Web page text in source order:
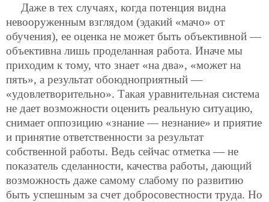
Даже в тех случаях, когда потенция видна
невооруженным взглядом (эдакий «мачо» от
обучения), ее оценка не может быть объективной —
объективна лишь проделанная работа. Иначе мы
приходим к тому, что знает «на два», «может на
пять», а результат обоюдноприятный —
«удовлетворительно». Такая уравнительная система
не дает возможности оценить реальную ситуацию,
снимает оппозицию «знание — незнание» и приятие
и принятие ответственности за результат
собственной работы. Ведь сейчас отметка — не
показатель сделанности, качества работы, дающий
возможность даже самому слабому по развитию
быть успешным за счет добросовестности труда. Но